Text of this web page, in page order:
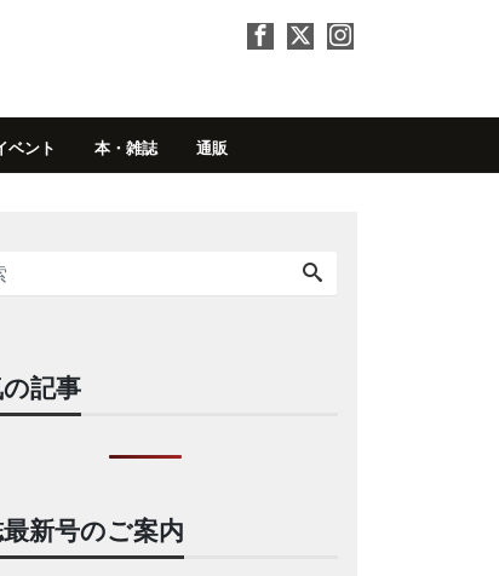
ベント 本・雑誌 通販
記事
新号のご案内